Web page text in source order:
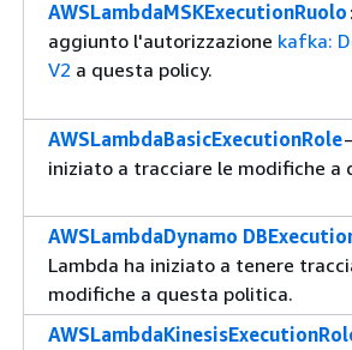
AWSLambdaMSKExecutionRuolo
aggiunto l'autorizzazione kafka:
V2 a questa policy.
AWSLambdaBasicExecutionRole
iniziato a tracciare le modifiche a
AWSLambdaDynamo
Lambda ha iniziato a tenere
modifiche a questa politica.